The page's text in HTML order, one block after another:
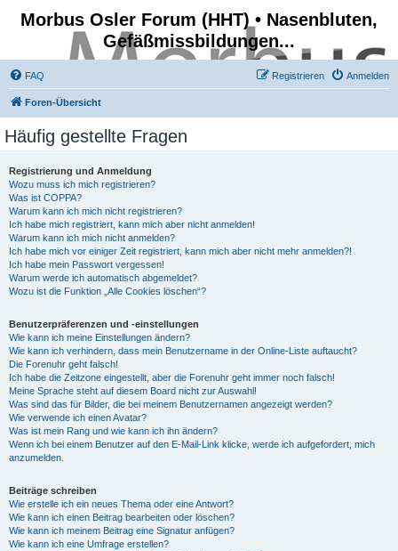
Morbus Osler Forum (HHT) • Nasenbluten,
Gefäßmissbildungen...
FAQ Anmelden
Registrieren
Foren-Übersicht
Häufig gestellte Fragen
Registrierung und Anmeldung
Wozu muss ich mich registrieren?
Was ist COPPA?
Warum kann ich mich nicht registrieren?
Ich habe mich registriert, kann mich aber nicht anmelden!
Warum kann ich mich nicht anmelden?
Ich habe mich vor einiger Zeit registriert, kann mich aber nicht mehr anmelden?!
Ich habe mein Passwort vergessen!
Warum werde ich automatisch abgemeldet?
Wozu ist die Funktion „Alle Cookies löschen“?
Benutzerpräferenzen und -einstellungen
Wie kann ich meine Einstellungen ändern?
Wie kann ich verhindern, dass mein Benutzername in der Online-Liste auftaucht?
Die Forenuhr geht falsch!
Ich habe die Zeitzone eingestellt, aber die Forenuhr geht immer noch falsch!
Meine Sprache steht auf diesem Board nicht zur Auswahl!
Was sind das für Bilder, die bei meinem Benutzernamen angezeigt werden?
Wie verwende ich einen Avatar?
Was ist mein Rang und wie kann ich ihn ändern?
Wenn ich bei einem Benutzer auf den E-Mail-Link klicke, werde ich aufgefordert, mich
anzumelden.
Beiträge schreiben
Wie erstelle ich ein neues Thema oder eine Antwort?
Wie kann ich einen Beitrag bearbeiten oder löschen?
Wie kann ich meinem Beitrag eine Signatur anfügen?
Wie kann ich eine Umfrage erstellen?